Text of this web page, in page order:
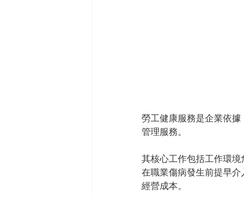
勞工健康服務是企業依
管理服務。
其核心工作包括工作環
在職業傷病發生前提早
經營成本。